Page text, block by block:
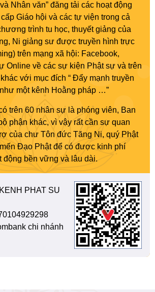
Nhân văn” đăng tải các hoạt động
Giáo hội và các tự viện trong cả
trình tu học, thuyết giảng của
Ni giảng sư được truyền hình trực
trên mạng xã hội: Facebook,
Online về các sự kiện Phật sự và trên
với mục đích “ Đẩy mạnh truyền
một kênh Hoằng pháp …”
trên 60 nhân sự là phóng viên, Ban
phận khác, vì vậy rất cần sự quan
của chư Tôn đức Tăng Ni, quý Phật
Đạo Phật để có được kinh phí
động bền vững và lâu dài.
KENH PHAT SU
chi nhánh